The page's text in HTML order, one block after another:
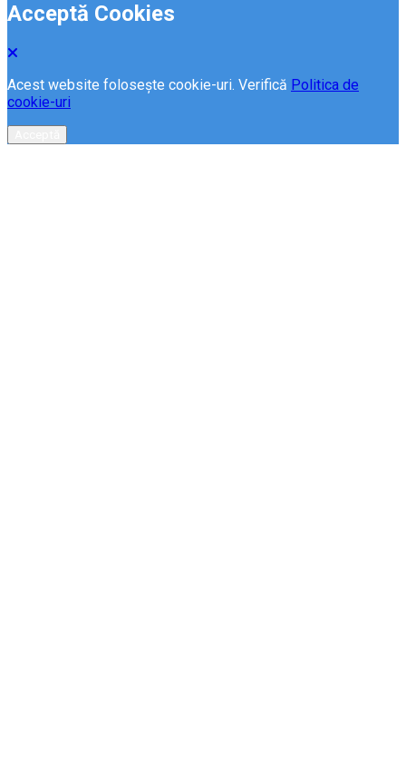
Acceptă Cookies
Acest website folosește cookie-uri. Verifică Politica de
cookie-uri